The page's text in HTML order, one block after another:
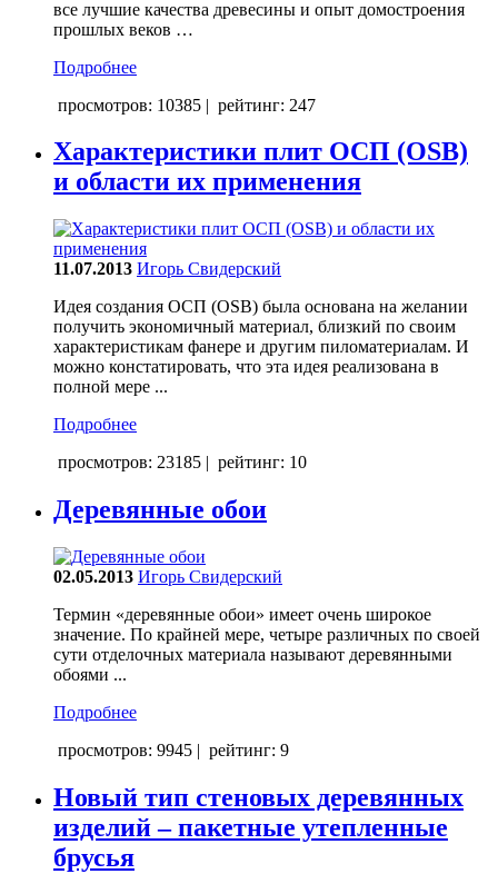
все лучшие качества древесины и опыт домостроения
прошлых веков …
Подробнее
просмотров: 10385 | рейтинг: 247
Характеристики плит ОСП (OSB)
и области их применения
11.07.2013 Игорь Свидерский
Идея создания ОСП (OSB) была основана на желании
получить экономичный материал, близкий по своим
характеристикам фанере и другим пиломатериалам. И
можно констатировать, что эта идея реализована в
полной мере ...
Подробнее
просмотров: 23185 | рейтинг: 10
Деревянные обои
02.05.2013 Игорь Свидерский
Термин «деревянные обои» имеет очень широкое
значение. По крайней мере, четыре различных по своей
сути отделочных материала называют деревянными
обоями ...
Подробнее
просмотров: 9945 | рейтинг: 9
Новый тип стеновых деревянных
изделий – пакетные утепленные
брусья